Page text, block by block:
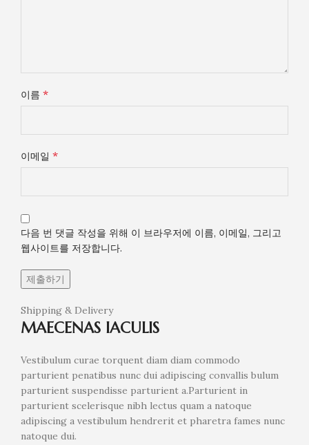
이름 *
이메일 *
다음 번 댓글 작성을 위해 이 브라우저에 이름, 이메일, 그리고
웹사이트를 저장합니다.
Shipping & Delivery
MAECENAS IACULIS
Vestibulum curae torquent diam diam commodo
parturient penatibus nunc dui adipiscing convallis bulum
parturient suspendisse parturient a.Parturient in
parturient scelerisque nibh lectus quam a natoque
adipiscing a vestibulum hendrerit et pharetra fames nunc
natoque dui.